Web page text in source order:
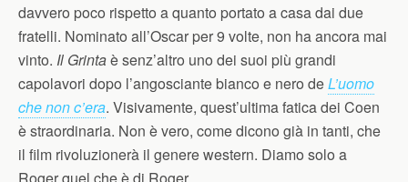
davvero poco rispetto a quanto portato a casa dai due
fratelli. Nominato all’Oscar per 9 volte, non ha ancora mai
vinto. Il Grintaè senz’altro uno dei suoi più grandi
capolavori dopo l’angosciante bianco e nero deL’uomo
che non c’era. Visivamente, quest’ultima fatica dei Coen
è straordinaria. Non è vero, come dicono già in tanti, che
il film rivoluzionerà il genere western. Diamo solo a